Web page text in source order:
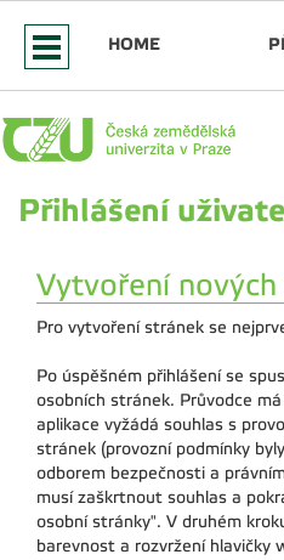
HOME
Přihlášení
Vytvoření
Pro vytvoření stránek se
Po úspěšném přihlášení se
osobních stránek. Průvodce
aplikace vyžádá souhlas s
stránek (provozní podmínky
odborem bezpečnosti a
musí zaškrtnout souhlas a
osobní stránky". V druhém
barevnost a rozvržení hlavičky